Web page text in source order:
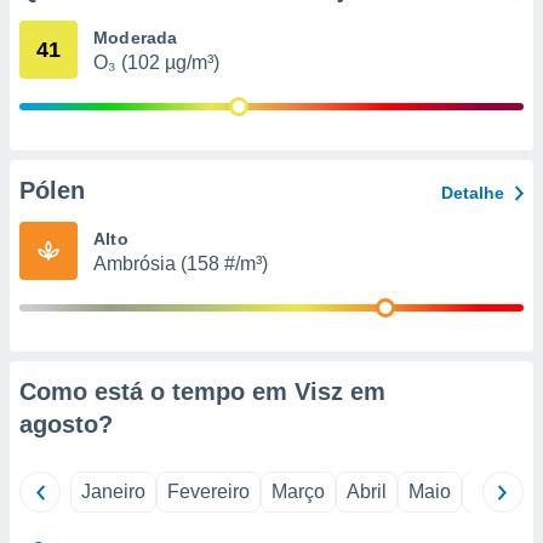
qual se
tal,
na
de
ou aceder
41 Moderada
O₃ (102 µg/m³)
Pólen Detalhe
Alto
Ambrósia (158 #/m³)
Como está o tempo em Visz em
agosto?
Janeiro Fevereiro Março Abril Maio Junho